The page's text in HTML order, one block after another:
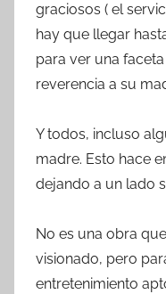
graciosos ( el
hay que llegar
para ver una
reverencia a su
Y todos, incluso
madre. Esto hace
dejando a un lado
No es una obra
visionado, pero
entretenimiento